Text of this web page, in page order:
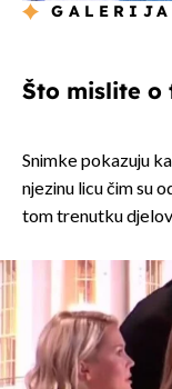
GALERIJA
Što mislite o
Snimke pokazuju
njezinu licu čim su
tom trenutku